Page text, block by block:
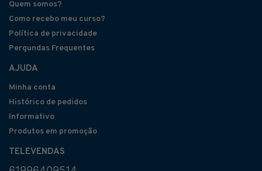
Quem somos?
Como recebo meu curso?
Política de privacidade
Pergundas Frequentes
AJUDA
Minha conta
Histórico de pedidos
Informativo
Produtos em promoção
TELEVENDAS